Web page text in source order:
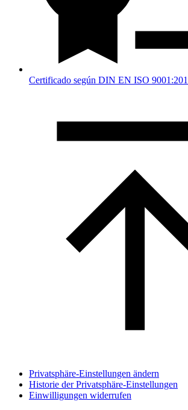
Certificado según DIN EN ISO
Privatsphäre-Einstellungen ändern
Historie der Privatsphäre-Einstellungen
Einwilligungen widerrufen